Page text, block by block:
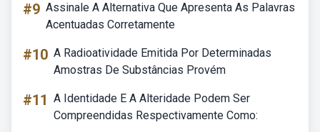
#9 Assinale A Alternativa Que Apresenta As Palavras
Acentuadas Corretamente
#10 A Radioatividade Emitida Por Determinadas
Amostras De Substâncias Provém
#11 A Identidade E A Alteridade Podem Ser
Compreendidas Respectivamente Como: